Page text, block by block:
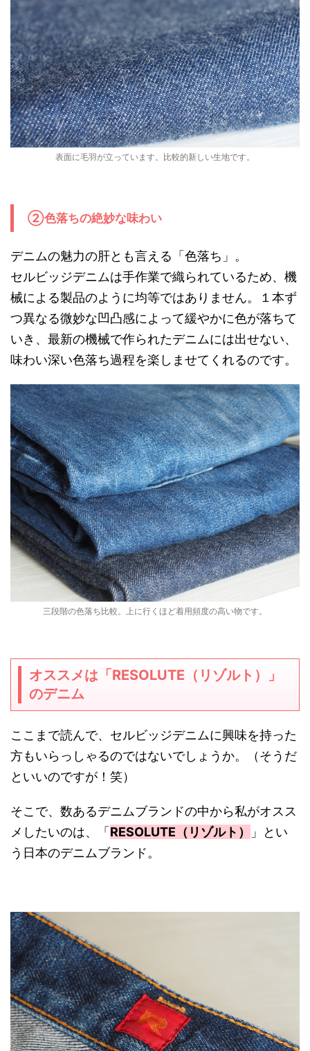
表面に毛羽が立っています。比較的新しい生地です。
②色落ちの絶妙な味わい
デニムの魅力の肝とも言える「色落ち」。
セルビッジデニムは手作業で織られているため、機
械による製品のように均等ではありません。１本ず
つ異なる微妙な凹凸感によって緩やかに色が落ちて
いき、最新の機械で作られたデニムには出せない、
味わい深い色落ち過程を楽しませてくれるのです。
三段階の色落ち比較。上に行くほど着用頻度の高い物です。
オススメは「RESOLUTE（リゾルト）」
のデニム
ここまで読んで、セルビッジデニムに興味を持った
方もいらっしゃるのではないでしょうか。（そうだ
といいのですが！笑）
そこで、数あるデニムブランドの中から私がオスス
メしたいのは、「RESOLUTE（リゾルト）
」とい
う日本のデニムブランド。